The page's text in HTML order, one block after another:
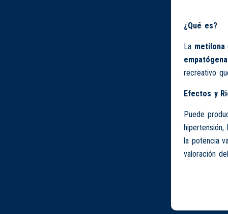
¿Qué es?
La metilona
empatógena
recreativo
Efectos y
Puede
la potencia
valoración